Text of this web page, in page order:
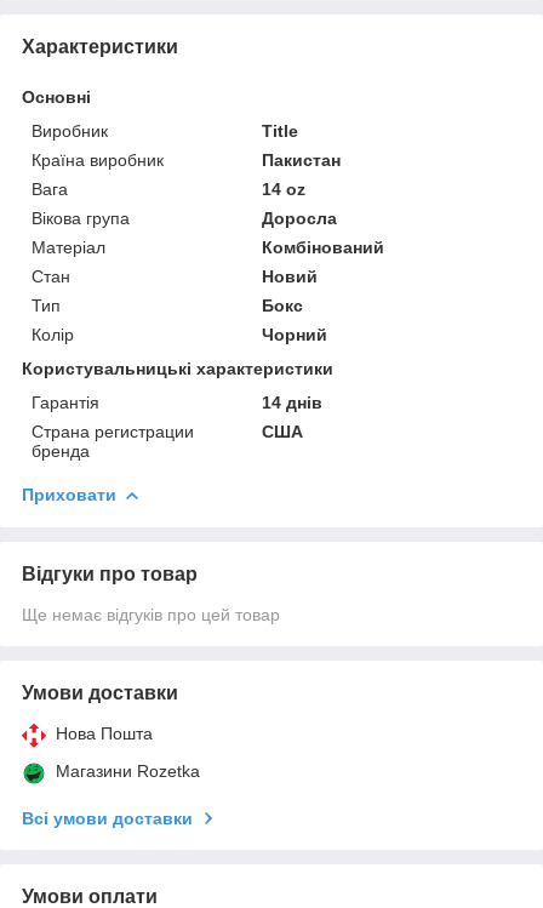
Характеристики
Основні
Виробник
Title
Країна виробник
Пакистан
Вага
14 oz
Вікова група
Доросла
Матеріал
Комбінований
Стан
Новий
Тип
Бокс
Колір
Чорний
Користувальницькі характеристики
Гарантія
14 днів
Страна регистрации
бренда
США
Приховати
Відгуки про товар
Ще немає відгуків про цей товар
Умови доставки
Нова Пошта
Магазини Rozetka
Всі умови доставки
Умови оплати